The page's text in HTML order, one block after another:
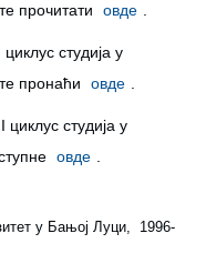
прочитати
овде
студија у
пронаћи
овде
студија у
овде
у Бањој Луци, 1996-